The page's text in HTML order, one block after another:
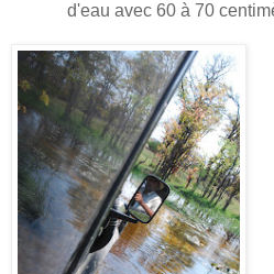
d'eau avec 60 à 70